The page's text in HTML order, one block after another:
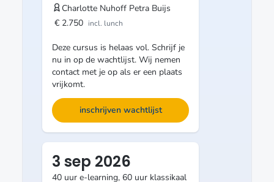
Charlotte Nuhoff Petra Buijs
€ 2.750 incl. lunch
Deze cursus is helaas vol. Schrijf je
nu in op de wachtlijst. Wij nemen
contact met je op als er een plaats
vrijkomt.
inschrijven wachtlijst
3 sep 2026
40 uur e-learning, 60 uur klassikaal